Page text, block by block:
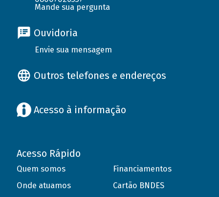
Mande sua pergunta
Ouvidoria
Envie sua mensagem
Outros telefones e endereços
Acesso à informação
Acesso Rápido
Quem somos
Onde atuamos
Financiamentos
Cartão BNDES